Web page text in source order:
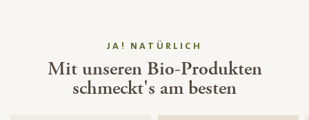
JA! NATÜRLICH
Mit unseren Bio-Produkten
schmeckt's am besten